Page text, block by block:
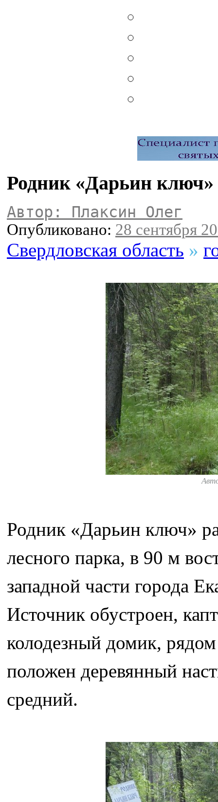
Родник «Дарьин ключ»
Автор: Плаксин Олег
Опубликовано: 28 сентября
Свердловская область »
Родник «Дарьин ключ»
лесного парка, в 90 м
западной части города
Источник обустроен,
колодезный домик,
положен деревянный
средний.